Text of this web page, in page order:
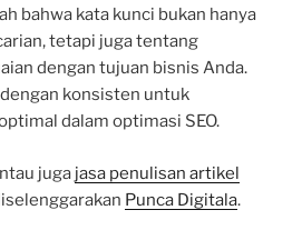
bahwa kata kunci bukan hanya
tetapi juga tentang
dengan tujuan bisnis Anda.
konsisten untuk
dalam optimasi SEO.
juga jasa penulisan artikel
Punca Digitala.